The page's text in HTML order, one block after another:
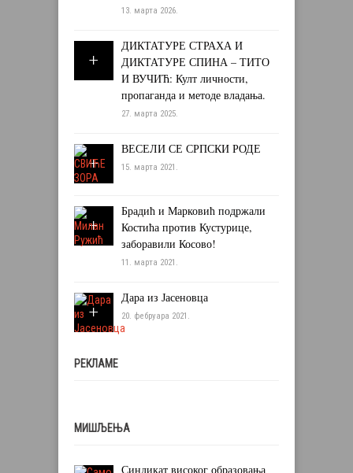
13. марта 2026.
ДИКТАТУРЕ СТРАХА И
ДИКТАТУРЕ СПИНА – ТИТО
И ВУЧИЋ: Култ личности,
пропаганда и методе владања.
27. марта 2025.
ВЕСЕЛИ СЕ СРПСКИ РОДЕ
15. марта 2021.
Брадић и Марковић подржали
Костића против Кустурице,
заборавили Косово!
11. марта 2021.
Дара из Јасеновца
20. фебруара 2021.
РЕКЛАМЕ
МИШЉЕЊА
Синдикат високог образовања